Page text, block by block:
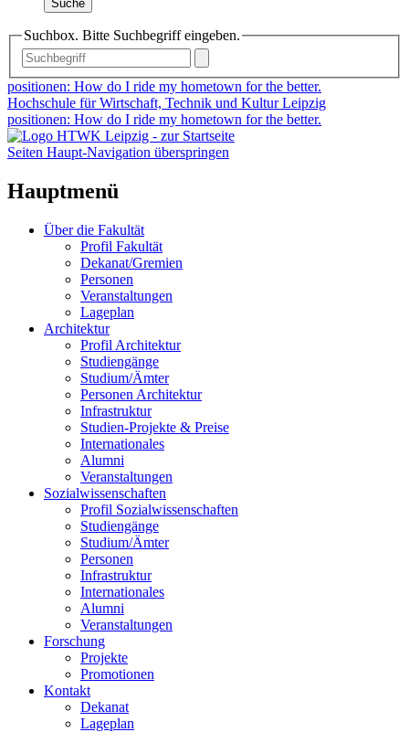
Suche
Suchbox. Bitte Suchbegriff eingeben.
positionen: How do I ride my hometown for the better.
Hochschule für Wirtschaft, Technik und Kultur Leipzig
positionen: How do I ride my hometown for the better.
Seiten Haupt-Navigation überspringen
Hauptmenü
Über die Fakultät
Profil Fakultät
Dekanat/Gremien
Personen
Veranstaltungen
Lageplan
Architektur
Profil Architektur
Studiengänge
Studium/Ämter
Personen Architektur
Infrastruktur
Studien-Projekte & Preise
Internationales
Alumni
Veranstaltungen
Sozialwissenschaften
Profil Sozialwissenschaften
Studiengänge
Studium/Ämter
Personen
Infrastruktur
Internationales
Alumni
Veranstaltungen
Forschung
Projekte
Promotionen
Kontakt
Dekanat
Lageplan